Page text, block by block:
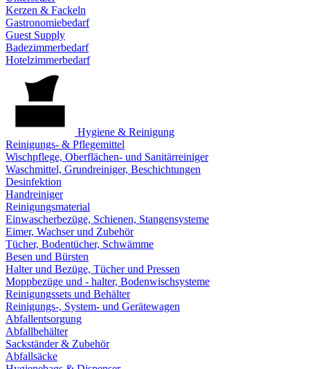
Kerzen & Fackeln
Gastronomiebedarf
Guest Supply
Badezimmerbedarf
Hotelzimmerbedarf
Hygiene & Reinigung
Reinigungs- & Pflegemittel
Wischpflege, Oberflächen- und Sanitärreiniger
Waschmittel, Grundreiniger, Beschichtungen
Desinfektion
Handreiniger
Reinigungsmaterial
Einwascherbezüge, Schienen, Stangensysteme
Eimer, Wachser und Zubehör
Tücher, Bodentücher, Schwämme
Besen und Bürsten
Halter und Bezüge, Tücher und Pressen
Moppbezüge und - halter, Bodenwischsysteme
Reinigungssets und Behälter
Reinigungs-, System- und Gerätewagen
Abfallentsorgung
Abfallbehälter
Sackständer & Zubehör
Abfallsäcke